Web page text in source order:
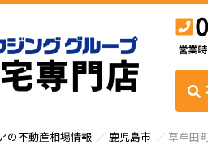
の不動産相場情報 鹿児島市 草牟田